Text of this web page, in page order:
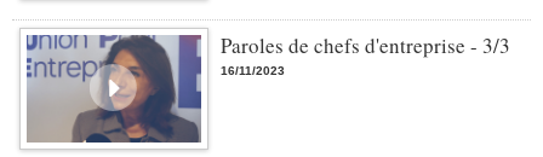
Paroles de chefs d'entreprise - 3/3
16/11/2023